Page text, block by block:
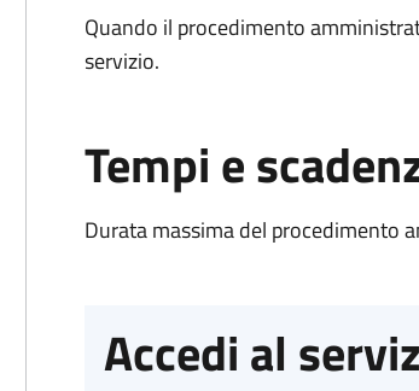
Quando il procedimento
servizio.
Tempi e
Durata massima del procedimento
Accedi al